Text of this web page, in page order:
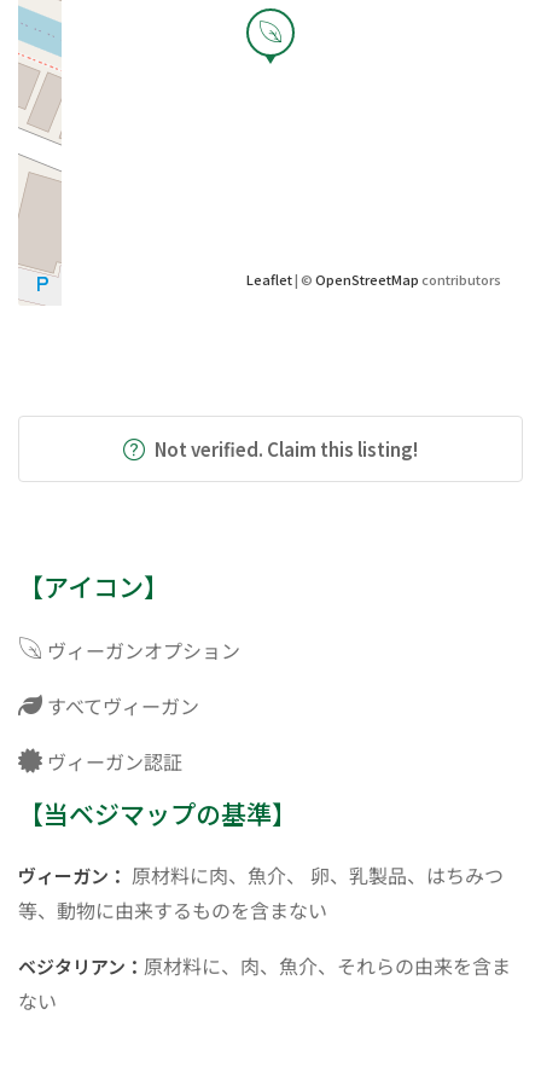
Leaflet| ©OpenStreetMapcontributors
Not verified. Claim this listing!
【アイコン】
ヴィーガンオプション
すべてヴィーガン
ヴィーガン認証
【当ベジマップの基準】
ヴィーガン： 原材料に肉、魚介、 卵、乳製品、はちみつ
等、動物に由来するものを含まない
ベジタリアン： 原材料に、肉、魚介、それらの由来を含ま
ない